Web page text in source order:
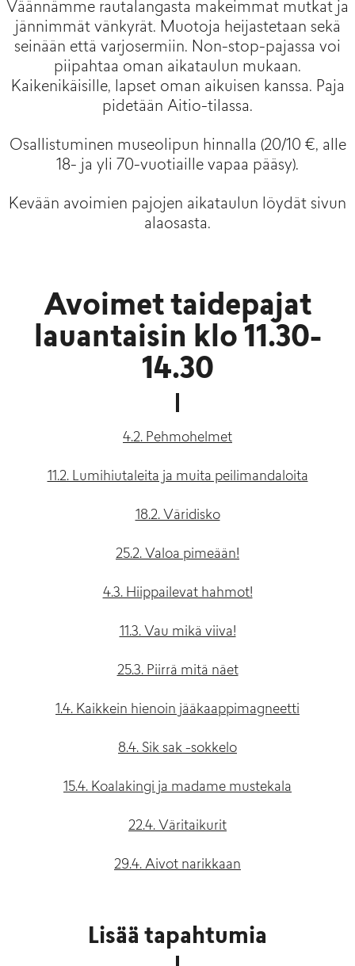
Väännämme rautalangasta makeimmat mutkat ja
jännimmät vänkyrät. Muotoja heijastetaan sekä
seinään että varjosermiin. Non-stop-pajassa voi
piipahtaa oman aikataulun mukaan.
Kaikenikäisille, lapset oman aikuisen kanssa. Paja
pidetään Aitio-tilassa.
Osallistuminen museolipun hinnalla (20/10 €, alle
18- ja yli 70-vuotiaille vapaa pääsy).
Kevään avoimien pajojen aikataulun löydät sivun
alaosasta.
Avoimet taidepajat
lauantaisin klo 11.30-
14.30
4.2. Pehmohelmet
11.2. Lumihiutaleita ja muita peilimandaloita
18.2. Väridisko
25.2. Valoa pimeään!
4.3. Hiippailevat hahmot!
11.3. Vau mikä viiva!
25.3. Piirrä mitä näet
1.4. Kaikkein hienoin jääkaappimagneetti
8.4. Sik sak -sokkelo
15.4. Koalakingi ja madame mustekala
22.4. Väritaikurit
29.4. Aivot narikkaan
Lisää tapahtumia